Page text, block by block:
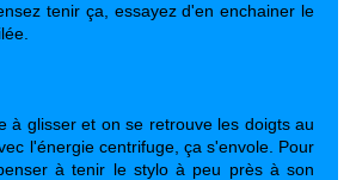
tenir ça, essayez d'en enchainer le
à glisser et on se retrouve les doigts au
l'énergie centrifuge, ça s'envole. Pour
à tenir le stylo à peu près à son